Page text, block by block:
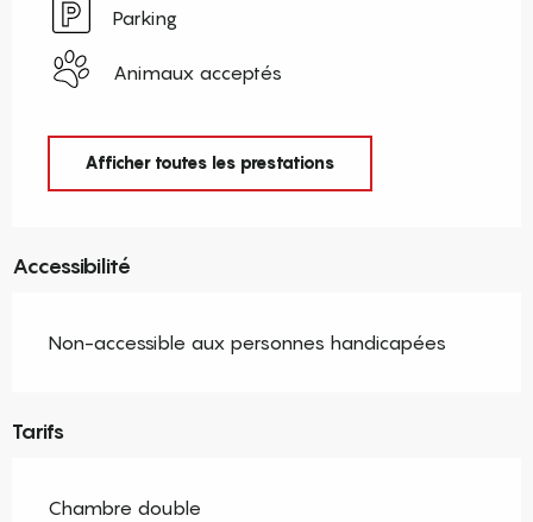
Parking
Animaux acceptés
Afficher toutes les prestations
Accessibilité
Non-accessible aux personnes handicapées
Tarifs
Chambre double